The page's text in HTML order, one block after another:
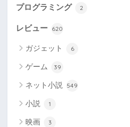
プログラミング 2
レビュー 620
ガジェット 6
ゲーム 39
ネット小説 549
小説 1
映画 3